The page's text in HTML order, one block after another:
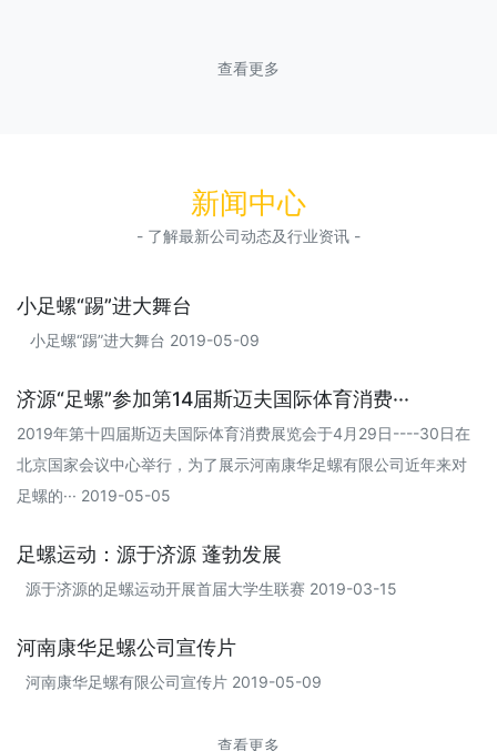
查看更多
新闻中心
- 了解最新公司动态及行业资讯 -
小足螺“踢”进大舞台
小足螺“踢”进大舞台 2019-05-09
济源“足螺”参加第14届斯迈夫国际体育消费···
2019年第十四届斯迈夫国际体育消费展览会于4月29日----30日在
北京国家会议中心举行，为了展示河南康华足螺有限公司近年来对
足螺的··· 2019-05-05
足螺运动：源于济源 蓬勃发展
源于济源的足螺运动开展首届大学生联赛 2019-03-15
河南康华足螺公司宣传片
河南康华足螺有限公司宣传片 2019-05-09
查看更多